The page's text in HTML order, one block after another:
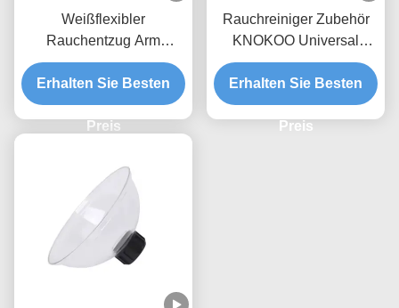
Weißflexibler
Rauchentzug Arm
Aluminiumlegierung für
Rauchentzug
Erhalten Sie Besten
Preis
Rauchreiniger Zubehör
KNOKOO Universal
Aluminiumlegierung
Klappsaugarm, 75mm
Schnittstelle
Erhalten Sie Besten
Preis